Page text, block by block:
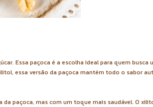
Essa paçoca é a escolha ideal para quem busca
essa versão da paçoca mantém todo o sabor
da paçoca, mas com um toque mais saudável. O